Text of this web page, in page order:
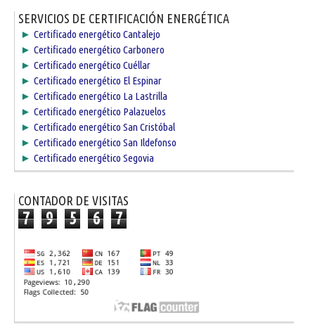
SERVICIOS DE CERTIFICACIÓN ENERGÉTICA
► Certificado energético Cantalejo
► Certificado energético Carbonero
► Certificado energético Cuéllar
► Certificado energético El Espinar
► Certificado energético La Lastrilla
► Certificado energético Palazuelos
► Certificado energético San Cristóbal
► Certificado energético San Ildefonso
► Certificado energético Segovia
CONTADOR DE VISITAS
7 9 5 6 7